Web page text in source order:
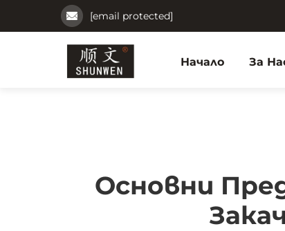
[email protected]
Начало За
Основни